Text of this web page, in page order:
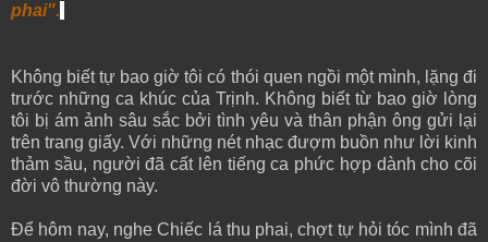
phai".
Không biết tự bao giờ tôi có thói quen ngồi một mình, lặng đi
trước những ca khúc của Trịnh. Không biết từ bao giờ lòng
tôi bị ám ảnh sâu sắc bởi tình yêu và thân phận ông gửi lại
trên trang giấy. Với những nét nhạc đượm buồn như lời kinh
thảm sầu, người đã cất lên tiếng ca phức hợp dành cho cõi
đời vô thường này.
Để hôm nay, nghe Chiếc lá thu phai, chợt tự hỏi tóc mình đã